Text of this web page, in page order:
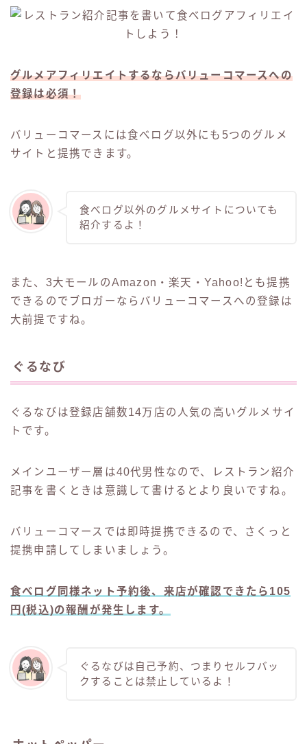
グルメアフィリエイトするならバリューコマースへの
登録は必須！
バリューコマースには食べログ以外にも5つのグルメ
サイトと提携できます。
食べログ以外のグルメサイトについても
紹介するよ！
また、3大モールのAmazon・楽天・Yahoo!とも提携
できるのでブロガーならバリューコマースへの登録は
大前提ですね。
ぐるなび
ぐるなびは登録店舗数14万店の人気の高いグルメサイ
トです。
メインユーザー層は40代男性なので、レストラン紹介
記事を書くときは意識して書けるとより良いですね。
バリューコマースでは即時提携できるので、さくっと
提携申請してしまいましょう。
食べログ同様ネット予約後、来店が確認できたら105
円(税込)の報酬が発生します。
ぐるなびは自己予約、つまりセルフバッ
クすることは禁止しているよ！